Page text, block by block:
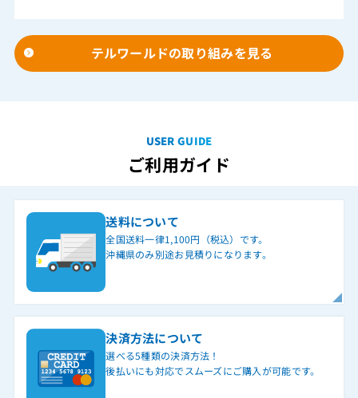
テルワールドの取り組みを見る
USER GUIDE
ご利用ガイド
送料について
全国送料一律1,100円（税込）です。
沖縄県のみ別途お見積りになります。
決済方法について
選べる5種類の決済方法！
後払いにも対応でスムーズにご購入が可能です。